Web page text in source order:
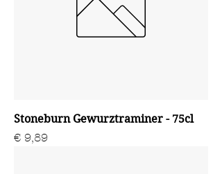
Stoneburn Gewurztraminer - 75cl
Prijs
€ 9,89